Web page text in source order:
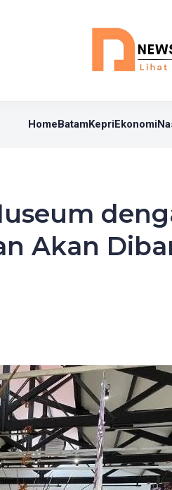
HomeBatamKepriEkonomi
Akan